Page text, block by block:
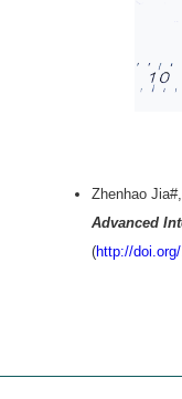
Zhenhao
Advanced
(http://